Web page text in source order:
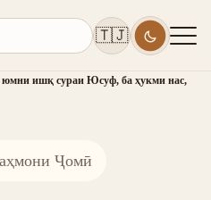
🇹🇯
юмни ишқ сураи Юсуф, ба ҳукми нас,
Ҷомӣ